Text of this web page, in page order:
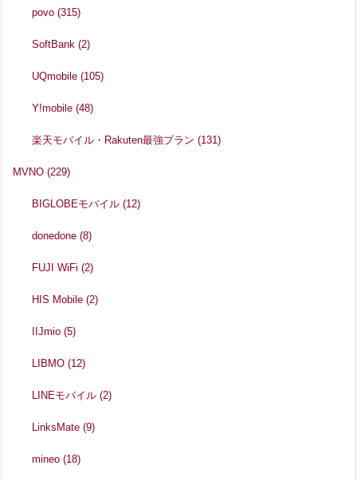
povo(315)
SoftBank(2)
UQmobile(105)
Y!mobile(48)
楽天モバイル・Rakuten最強プラン(131)
MVNO (229)
BIGLOBEモバイル(12)
donedone(8)
FUJI WiFi(2)
HIS Mobile(2)
IIJmio(5)
LIBMO(12)
LINEモバイル(2)
LinksMate(9)
mineo(18)